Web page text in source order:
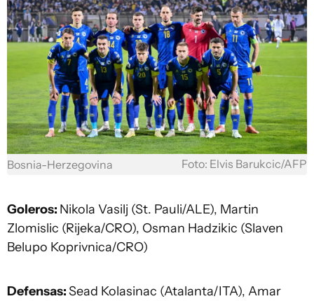
Bosnia-Herzegovina Foto: Elvis Barukcic/AFP
Goleros: Nikola Vasilj (St. Pauli/ALE), Martin
Zlomislic (Rijeka/CRO), Osman Hadzikic (Slaven
Belupo Koprivnica/CRO)
Defensas:Sead Kolasinac (Atalanta/ITA), Amar